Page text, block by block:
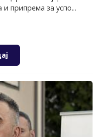
и припрема за успо...